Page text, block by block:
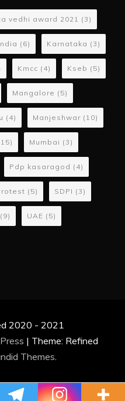
vedhi award 2021 (3)
(6) Karnataka (3)
Kmcc (4) Kseb (5)
Mangalore (5)
(4) Manjeshwar (10)
Mumbai (3)
Pdp kasaragod (4)
(5) SDPI (3)
(9) UAE (5)
2020 - 2021
| Theme: Refined
Themes.